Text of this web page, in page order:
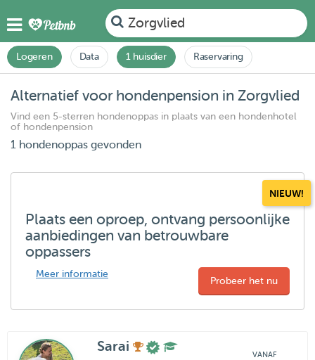
Zorgvlied
Logeren Data 1 huisdier Raservaring
Alternatief voor hondenpension in Zorgvlied
Vind een 5-sterren hondenoppas in plaats van een hondenhotel
of hondenpension
1 hondenoppas gevonden
NIEUW!
Plaats een oproep, ontvang persoonlijke
aanbiedingen van betrouwbare
oppassers
Meer informatie
Probeer het nu
Sarai
VANAF